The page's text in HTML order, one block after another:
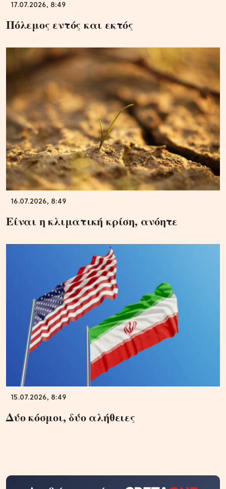
17.07.2026, 8:49
Πόλεμος εντός και εκτός
16.07.2026, 8:49
Είναι η κλιματική κρίση, ανόητε
15.07.2026, 8:49
Δύο κόσμοι, δύο αλήθειες